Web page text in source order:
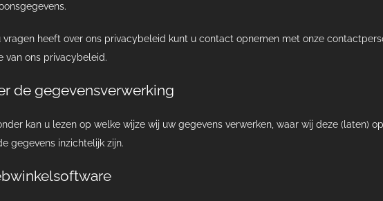
vragen heeft over ons privacybeleid kunt u contact opnemen met onze
van ons privacybeleid.
de gegevensverwerking
kan u lezen op welke wijze wij uw gegevens verwerken, waar wij deze (laten)
gegevens inzichtelijk zijn.